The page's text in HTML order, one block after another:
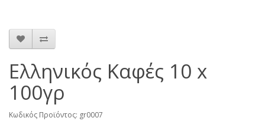
Ελληνικός Καφές 10 x
100γρ
Κωδικός Προϊόντος: gr0007